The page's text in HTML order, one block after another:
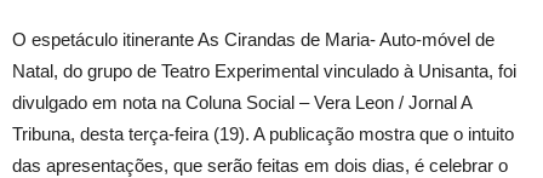
O espetáculo itinerante As Cirandas de Maria- Auto-móvel de
Natal, do grupo de Teatro Experimental vinculado à Unisanta, foi
divulgado em nota na Coluna Social – Vera Leon / Jornal A
Tribuna, desta terça-feira (19). A publicação mostra que o intuito
das apresentações, que serão feitas em dois dias, é celebrar o